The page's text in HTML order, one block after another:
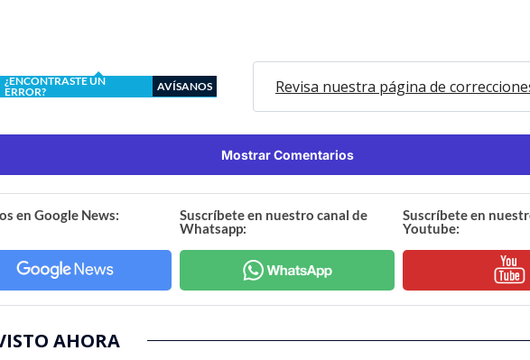
¿ENCONTRASTE UN
ERROR?
AVÍSANOS Revisa nuestra página de
Mostrar Comentarios
en Google News:
Suscríbete en nuestro canal de
Whatsapp:
Suscríbete en
Youtube:
AHORA